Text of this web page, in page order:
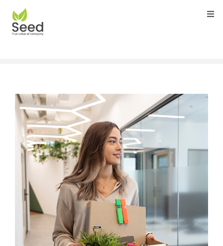
content
หน้าแรก
เกี่ยวกับเรา
ติดต่อ
บล็อค
คู่มือ
ดาวน์โหลด
สมัครใช้บริการ